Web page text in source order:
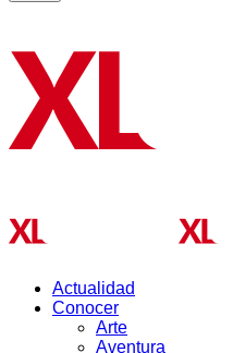
Actualidad
Conocer
Arte
Aventura